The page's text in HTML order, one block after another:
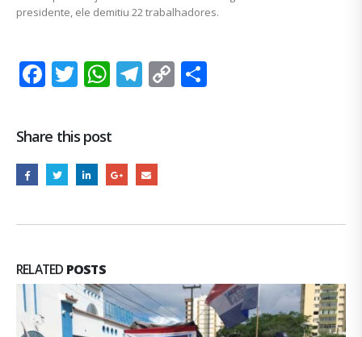
presidente, ele demitiu 22 trabalhadores.
Facebook
Twitter
WhatsApp
Telegram
Copy
Link
Share this post
RELATED POSTS